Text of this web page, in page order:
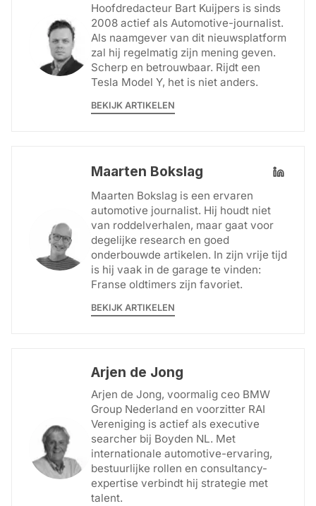
Hoofdredacteur Bart Kuijpers is sinds
2008 actief als Automotive-journalist.
Als naamgever van dit nieuwsplatform
zal hij regelmatig zijn mening geven.
Scherp en betrouwbaar. Rijdt een
Tesla Model Y, het is niet anders.
BEKIJK ARTIKELEN
Maarten Bokslag
Maarten Bokslag is een ervaren
automotive journalist. Hij houdt niet
van roddelverhalen, maar gaat voor
degelijke research en goed
onderbouwde artikelen. In zijn vrije tijd
is hij vaak in de garage te vinden:
Franse oldtimers zijn favoriet.
BEKIJK ARTIKELEN
Arjen de Jong
Arjen de Jong, voormalig ceo BMW
Group Nederland en voorzitter RAI
Vereniging is actief als executive
searcher bij Boyden NL. Met
internationale automotive-ervaring,
bestuurlijke rollen en consultancy-
expertise verbindt hij strategie met
talent.